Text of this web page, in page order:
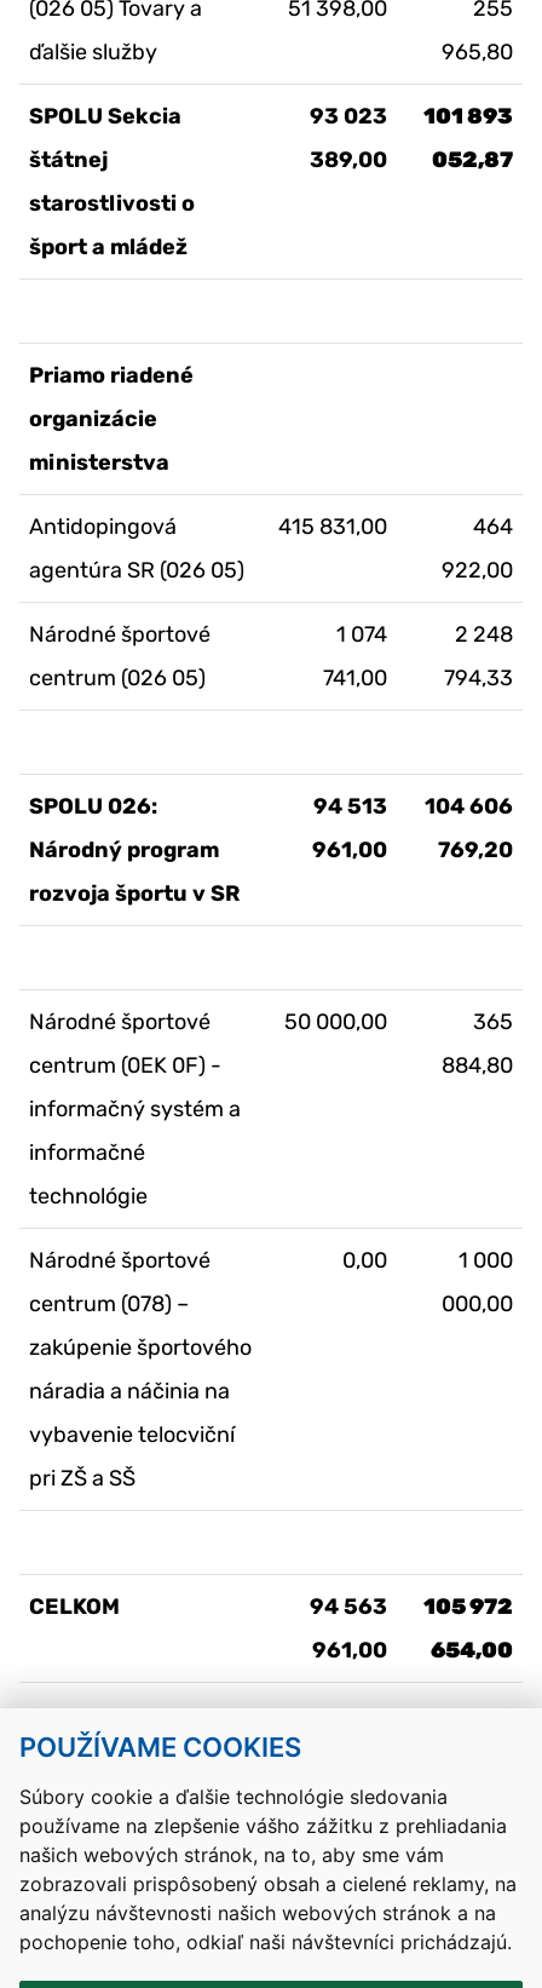
POUŽÍVAME COOKIES
Súbory cookie a ďalšie technológie sledovania
používame na zlepšenie vášho zážitku z prehliadania
našich webových stránok, na to, aby sme vám
zobrazovali prispôsobený obsah a cielené reklamy, na
analýzu návštevnosti našich webových stránok a na
pochopenie toho, odkiaľ naši návštevníci prichádzajú.
(026 05) Tovary a
ďalšie služby
51 398,00
255
965,80
SPOLU Sekcia
štátnej
starostlivosti o
šport a mládež
93 023
389,00
101 893
052,87
Priamo riadené
organizácie
ministerstva
Antidopingová
agentúra SR (026 05)
415 831,00
464
922,00
Národné športové
centrum (026 05)
1 074
741,00
2 248
794,33
SPOLU 026:
Národný program
rozvoja športu v SR
94 513
961,00
104 606
769,20
Národné športové
centrum (0EK 0F) -
informačný systém a
informačné
technológie
50 000,00
365
884,80
Národné športové
centrum (078) –
zakúpenie športového
náradia a náčinia na
vybavenie telocviční
pri ZŠ a SŠ
0,00
1 000
000,00
CELKOM
94 563
961,00
105 972
654,00
Kontakty Mapa stránky RSS
Vyhlásenie o prístupnosti
Nastavenia cookies
Prevádzkovateľom služby je Ministerstvo školstva, výskumu,
vývoja a mládeže Slovenskej republiky.